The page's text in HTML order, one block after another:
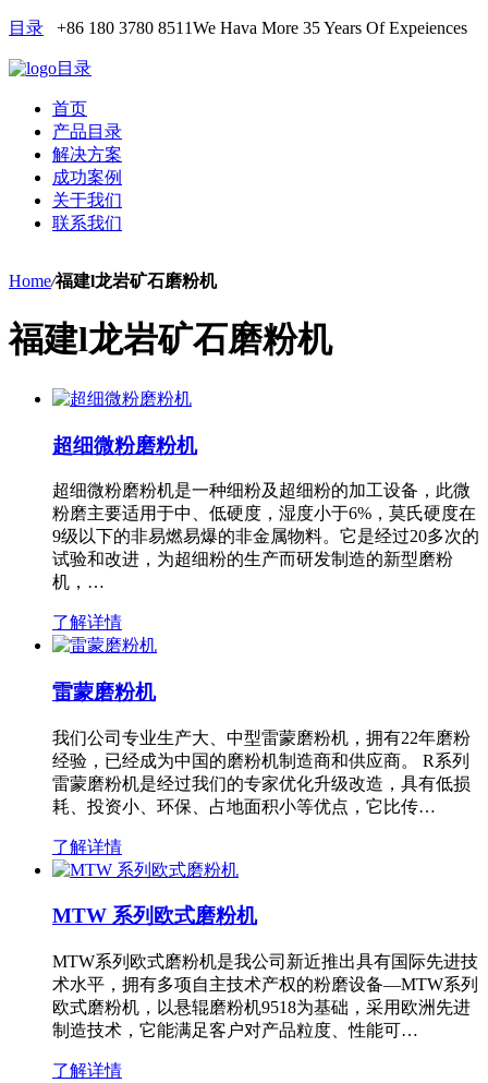
目录 +86 180 3780 8511We Hava More 35 Years Of Expeiences
目录
首页
产品目录
解决方案
成功案例
关于我们
联系我们
Home/福建l龙岩矿石磨粉机
福建l龙岩矿石磨粉机
超细微粉磨粉机
超细微粉磨粉机是一种细粉及超细粉的加工设备，此微
粉磨主要适用于中、低硬度，湿度小于6%，莫氏硬度在
9级以下的非易燃易爆的非金属物料。它是经过20多次的
试验和改进，为超细粉的生产而研发制造的新型磨粉
机，…
了解详情
雷蒙磨粉机
我们公司专业生产大、中型雷蒙磨粉机，拥有22年磨粉
经验，已经成为中国的磨粉机制造商和供应商。 R系列
雷蒙磨粉机是经过我们的专家优化升级改造，具有低损
耗、投资小、环保、占地面积小等优点，它比传…
了解详情
MTW 系列欧式磨粉机
MTW系列欧式磨粉机是我公司新近推出具有国际先进技
术水平，拥有多项自主技术产权的粉磨设备—MTW系列
欧式磨粉机，以悬辊磨粉机9518为基础，采用欧洲先进
制造技术，它能满足客户对产品粒度、性能可…
了解详情